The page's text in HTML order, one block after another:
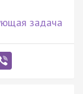
задача